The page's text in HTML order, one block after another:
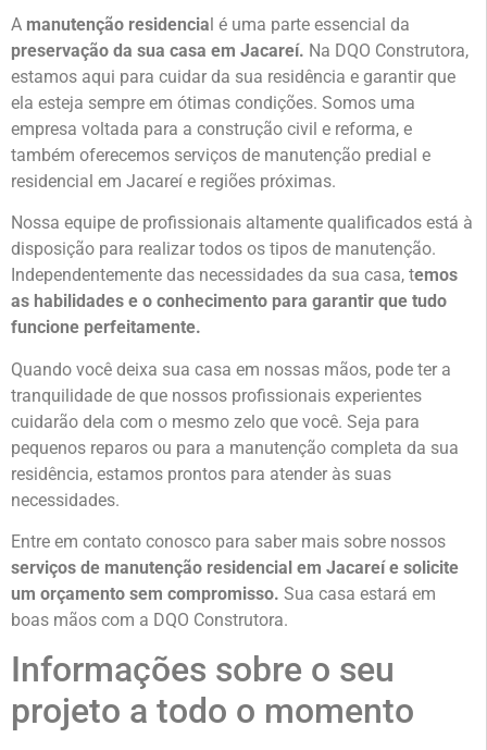
A manutenção residencial é uma parte essencial da
preservação da sua casa em Jacareí. Na DQO Construtora,
estamos aqui para cuidar da sua residência e garantir que
ela esteja sempre em ótimas condições. Somos uma
empresa voltada para a construção civil e reforma, e
também oferecemos serviços de manutenção predial e
residencial em Jacareí e regiões próximas.
Nossa equipe de profissionais altamente qualificados está à
disposição para realizar todos os tipos de manutenção.
Independentemente das necessidades da sua casa, temos
as habilidades e o conhecimento para garantir que tudo
funcione perfeitamente.
Quando você deixa sua casa em nossas mãos, pode ter a
tranquilidade de que nossos profissionais experientes
cuidarão dela com o mesmo zelo que você. Seja para
pequenos reparos ou para a manutenção completa da sua
residência, estamos prontos para atender às suas
necessidades.
Entre em contato conosco para saber mais sobre nossos
serviços de manutenção residencial em Jacareí e solicite
um orçamento sem compromisso. Sua casa estará em
boas mãos com a DQO Construtora.
Informações sobre o seu
projeto a todo o momento